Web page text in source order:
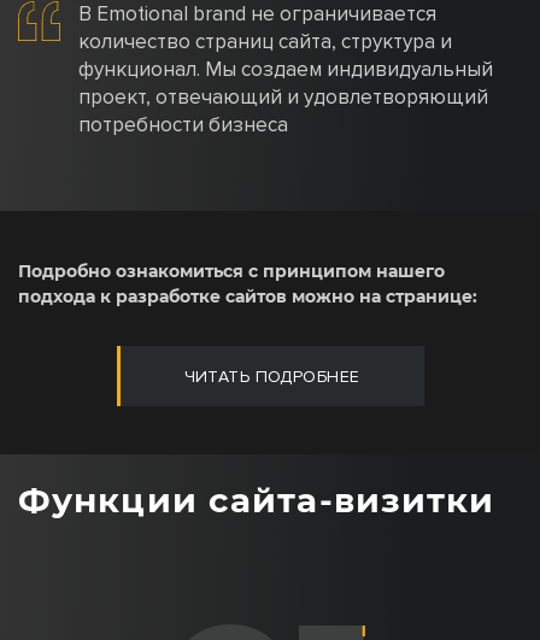
В Emotional brand не ограничивается
количество страниц сайта, структура и
функционал. Мы создаем индивидуальный
проект, отвечающий и удовлетворяющий
потребности бизнеса
Подробно ознакомиться с принципом нашего
подхода к разработке сайтов можно на странице:
ЧИТАТЬ ПОДРОБНЕЕ
Функции сайта-визитки